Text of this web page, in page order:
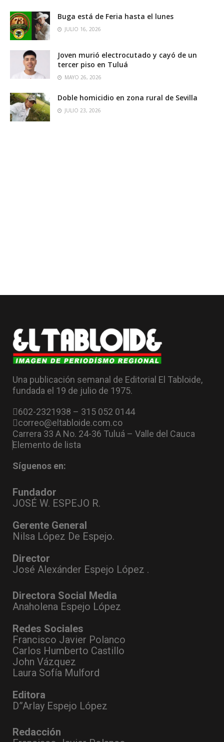
Buga está de Feria hasta el lunes
JULIO 16, 2026
Joven murió electrocutado y cayó de un
tercer piso en Tuluá
MAYO 26, 2026
Doble homicidio en zona rural de Sevilla
JULIO 23, 2026
Una publicación semanal de Editorial El Tabloide,
fundada el 19 de julio de 1975.
602-2321938 – 315 052 0144
correo@eltabloide.com.co
Carrera 33 A No. 24-36 Tuluá – Valle del Cauca
Elemento de lista
Síguenos en:
Fundador
JOSÉ W. ESPEJO R.
Gerente General
Nilsa López De Espejo.
Director
José Alexánder Espejo López .
Directora Social Media
Anaholena Espejo López
Redes Sociales
Francisco Javier Polanco
Carlos Humberto Castillo
John Vázquez
Laura Sofía Mulford
Editora
D”Arlay Espejo López
Redacción